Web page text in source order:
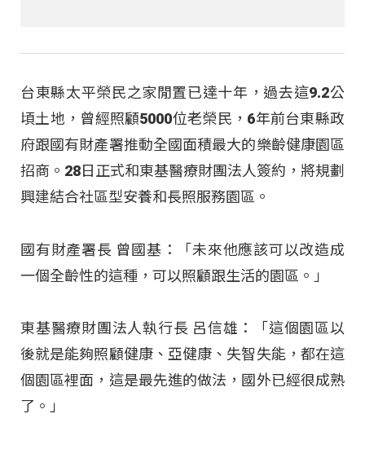
台東縣太平榮民之家閒置已達十年，過去這9.2公
頃土地，曾經照顧5000位老榮民，6年前台東縣政
府跟國有財產署推動全國面積最大的樂齡健康園區
招商。28日正式和東基醫療財團法人簽約，將規劃
興建結合社區型安養和長照服務園區。
國有財產署長 曾國基：「未來他應該可以改造成
一個全齡性的這種，可以照顧跟生活的園區。」
東基醫療財團法人執行長 呂信雄：「這個園區以
後就是能夠照顧健康、亞健康、失智失能，都在這
個園區裡面，這是最先進的做法，國外已經很成熟
了。」